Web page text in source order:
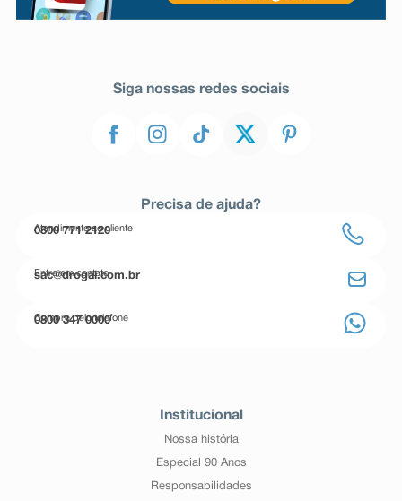
Siga nossas redes sociais
Precisa de ajuda?
Atendimento ao cliente
0800 771 2120
Entre em contato
sac@drogal.com.br
Compre pelo telefone
0800 347 0000
Institucional
Nossa história
Especial 90 Anos
Responsabilidades